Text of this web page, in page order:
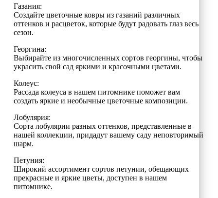
Газания:
Создайте цветочные ковры из газаний различных
оттенков и расцветок, которые будут радовать глаз весь
сезон.
Георгина:
Выбирайте из многочисленных сортов георгины, чтобы
украсить свой сад яркими и красочными цветами.
Колеус:
Рассада колеуса в нашем питомнике поможет вам
создать яркие и необычные цветочные композиции.
Лобулярия:
Сорта лобулярии разных оттенков, представленные в
нашей коллекции, придадут вашему саду неповторимый
шарм.
Петуния:
Широкий ассортимент сортов петунии, обещающих
прекрасные и яркие цветы, доступен в нашем
питомнике.